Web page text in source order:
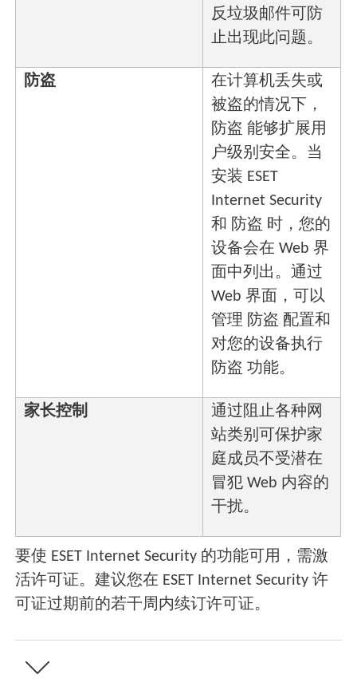
反垃圾邮件可防
止出现此问题。
防盗
在计算机丢失或
被盗的情况下，
防盗 能够扩展用
户级别安全。当
安装 ESET
Internet Security
和 防盗 时，您的
设备会在 Web 界
面中列出。通过
Web 界面，可以
管理 防盗 配置和
对您的设备执行
防盗 功能。
家长控制
通过阻止各种网
站类别可保护家
庭成员不受潜在
冒犯 Web 内容的
干扰。
要使 ESET Internet Security 的功能可用，需激
活许可证。建议您在 ESET Internet Security 许
可证过期前的若干周内续订许可证。